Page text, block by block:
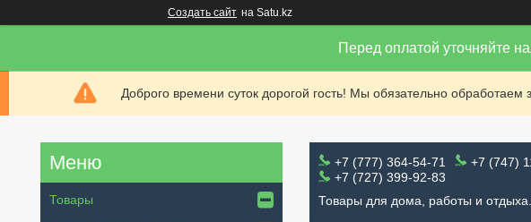
Создать сайт на Satu.kz
Перед оплатой уточняйте
Доброго времени суток дорогой гость! Мы обязательно
+7 (777) 364-54-71
+7 (747)
+7 (727) 399-92-83
Товары для дома, работы и отдыха.
Товары